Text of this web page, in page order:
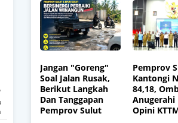
Jangan "Goreng"
Soal Jalan Rusak,
Berikut Langkah
Dan Tanggapan
Pemprov Sulut
Pemprov
Kantongi
84,18,
Opini